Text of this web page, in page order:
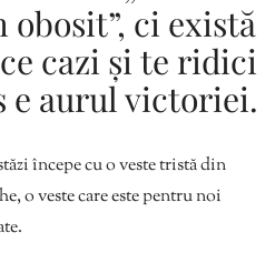
obosit”, ci există
cazi și te ridici
e aurul victoriei.
începe cu o veste tristă din
o veste care este pentru noi